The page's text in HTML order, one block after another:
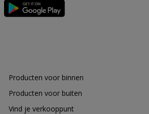
Producten voor binnen
Producten voor buiten
Vind je verkooppunt